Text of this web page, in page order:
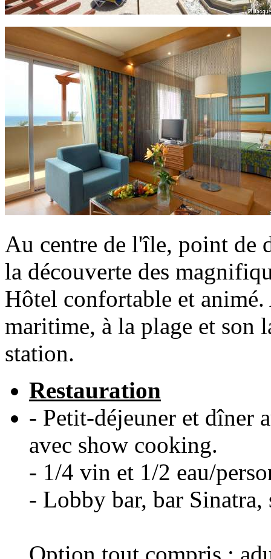
Au centre de l'île, point de
la découverte des
Hôtel confortable et
maritime, à la plage et son
station.
Restauration
- Petit-déjeuner et dîner
avec show cooking.
- 1/4 vin et 1/2 eau/
- Lobby bar, bar
Option tout compris :